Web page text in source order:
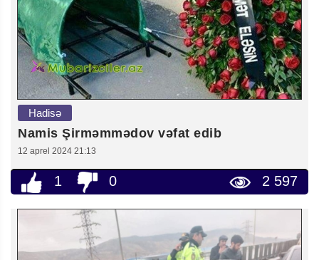
Hadisə
Namis Şirməmmədov vəfat edib
12 aprel 2024 21:13
1 0 2 597